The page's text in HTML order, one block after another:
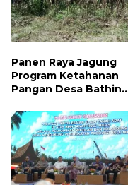
Panen Raya Jagung
Program Ketahanan
Pangan Desa Bathin
Mandau Tahun 2026